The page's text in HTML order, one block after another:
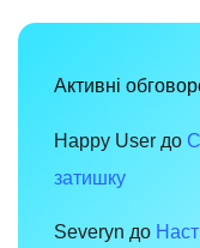
тек:
і
Активні
Happy User до
затишку
Severyn до